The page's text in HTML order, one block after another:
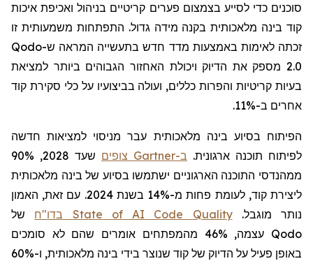
סוכנים כדי לסייע בצמצום פערים קריטיים בניהול ואכיפת איכות
קוד בינה מלאכותית בקנה מידה גדול. התפתחות משמעותית זו
זכתה לאימות באמצעות מדד חדש בתעשייה המראה ש-Qodo
2.0 מספק את הדיוק ויכולת האחזור הגבוהים ביותר למציאת
בעיות קריטיות והפרות כללים, ועולה בביצועיו על כלי סקירת קוד
אחרים ב-11%.
הפיתוח בסיוע בינה מלאכותית עבר מניסוי למציאות חדשה
לפיתוח תוכנה ארגונית. ב-Gartner צופים
שעד 2028, 90%
ממהנדסי התוכנה הארגוניים ישתמשו בסיוע של בינה מלאכותית
ליצירת קוד, לעומת פחות מ-14% בשנת 2024. עם זאת, האמון
נותר מוגבל.בדו"ח State of AI Code Quality
של
Qodo עצמה, 46% מהמפתחים אומרים שהם לא סומכים
באופן פעיל על הדיוק של קוד שנוצר בידי בינה מלאכותית, ו-60%